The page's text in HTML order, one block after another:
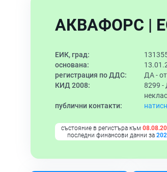
АКВАФОРС |
ЕИК, град:
основана:
регистрация по ДДС:
ДА -
КИД 2008:
8299 -
публични контакти:
състояние в регистъра към
последни финансови данни за